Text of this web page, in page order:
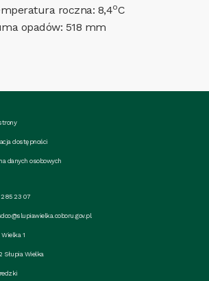
roczna: 8,4oC
opadów: 518 mm
dostępności
danych osobowych
285 23 07
Wielka 1
Słupia Wielka